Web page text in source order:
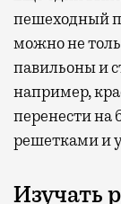
пешеходный
можно не
павильоны и
например,
перенести на
решетками и
Изучать